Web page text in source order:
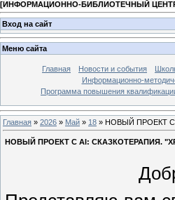
[ИНФОРМАЦИОННО-БИБЛИОТЕЧНЫЙ ЦЕНТР
Вход на сайт
Меню сайта
Главная Новости и события
Информационно-
Программа повышения
Главная » 2026 » Май » 18 » НОВЫЙ ПРОЕКТ
НОВЫЙ ПРОЕКТ С AI: СКАЗКОТЕРАПИЯ.